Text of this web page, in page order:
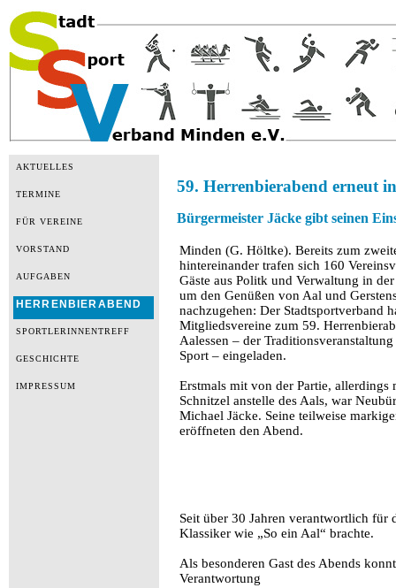
AKTUELLES
TERMINE
FÜR VEREINE
VORSTAND
AUFGABEN
HERRENBIERABEND
SPORTLERINNENTREFF
GESCHICHTE
IMPRESSUM
59. Herrenbierabend erneut
Bürgermeister Jäcke gibt seinen
Minden (G. Höltke). Bereits zum
hintereinander trafen sich 160
Gäste aus Politk und Verwaltung in
um den Genüßen von Aal und
nachzugehen: Der Stadtsportverband
Mitgliedsvereine zum 59.
Aalessen – der
Sport – eingeladen.
Erstmals mit von der Partie, allerdings
Schnitzel anstelle des Aals, war
Michael Jäcke. Seine teilweise
eröffneten den Abend.
Seit über 30 Jahren verantwortlich
Klassiker wie „So ein Aal“ brachte.
Als besonderen Gast des Abends
Verantwortung